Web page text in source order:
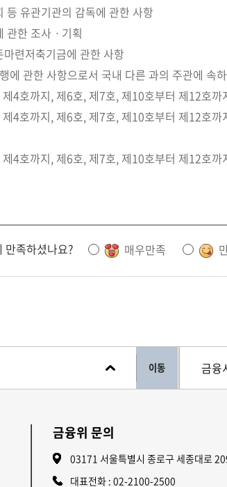
등 유관기관의 감독에 관한 사항
관한 조사ㆍ기획
련저축기금에 관한 사항
에 관한 사항으로서 국내 다른 과의 주관에 속
4호까지, 제6호, 제7호, 제10호부터 제12호
4호까지, 제6호, 제7호, 제10호부터 제12호
4호까지, 제6호, 제7호, 제10호부터 제12호
만족하셨나요? 매우만족
이동
금융위 문의
03171 서울특별시 종로구 세종대로
대표전화 : 02-2100-2500